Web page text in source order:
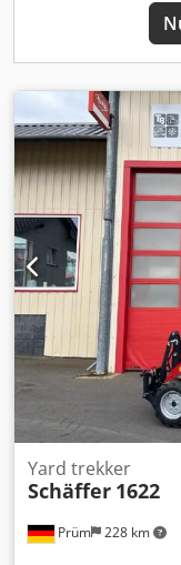
Prüm 228 km
Yard trekker
Schäffer 1622